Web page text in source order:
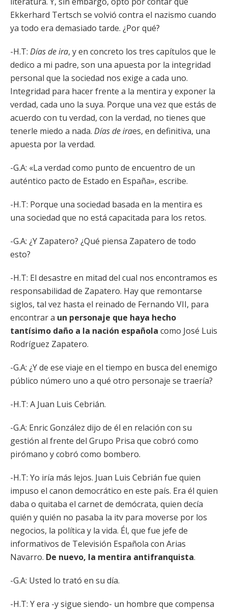
Ekkerhard Tertsch se volvió contra el nazismo cuando
ya todo era demasiado tarde. ¿Por qué?
-H.T: Días de ira, y en concreto los tres capítulos que le
dedico a mi padre, son una apuesta por la integridad
personal que la sociedad nos exige a cada uno.
Integridad para hacer frente a la mentira y exponer la
verdad, cada uno la suya. Porque una vez que estás de
acuerdo con tu verdad, con la verdad, no tienes que
tenerle miedo a nada. Días de iraes, en definitiva, una
apuesta por la verdad.
-G.A: «La verdad como punto de encuentro de un
auténtico pacto de Estado en España», escribe.
-H.T: Porque una sociedad basada en la mentira es
una sociedad que no está capacitada para los retos.
-G.A: ¿Y Zapatero? ¿Qué piensa Zapatero de todo
esto?
-H.T: El desastre en mitad del cual nos encontramos es
responsabilidad de Zapatero. Hay que remontarse
siglos, tal vez hasta el reinado de Fernando VII, para
encontrar a un personaje que haya hecho
tantísimo daño a la nación española como José Luis
Rodríguez Zapatero.
-G.A: ¿Y de ese viaje en el tiempo en busca del enemigo
público número uno a qué otro personaje se traería?
-H.T: A Juan Luis Cebrián.
-G.A: Enric González dijo de él en relación con su
gestión al frente del Grupo Prisa que cobró como
pirómano y cobró como bombero.
-H.T: Yo iría más lejos. Juan Luis Cebrián fue quien
impuso el canon democrático en este país. Era él quien
daba o quitaba el carnet de demócrata, quien decía
quién y quién no pasaba la itv para moverse por los
negocios, la política y la vida. Él, que fue jefe de
informativos de Televisión Española con Arias
Navarro. De nuevo, la mentira antifranquista.
-G.A: Usted lo trató en su día.
-H.T: Y era -y sigue siendo- un hombre que compensa